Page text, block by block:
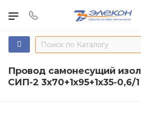
Провод самонесущий
СИП-2 3х70+1х95+1х35-0,6/1